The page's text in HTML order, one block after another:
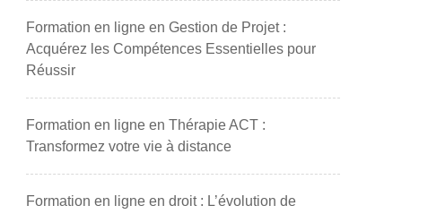
Formation en ligne en Gestion de Projet :
Acquérez les Compétences Essentielles pour
Réussir
Formation en ligne en Thérapie ACT :
Transformez votre vie à distance
Formation en ligne en droit : L’évolution de